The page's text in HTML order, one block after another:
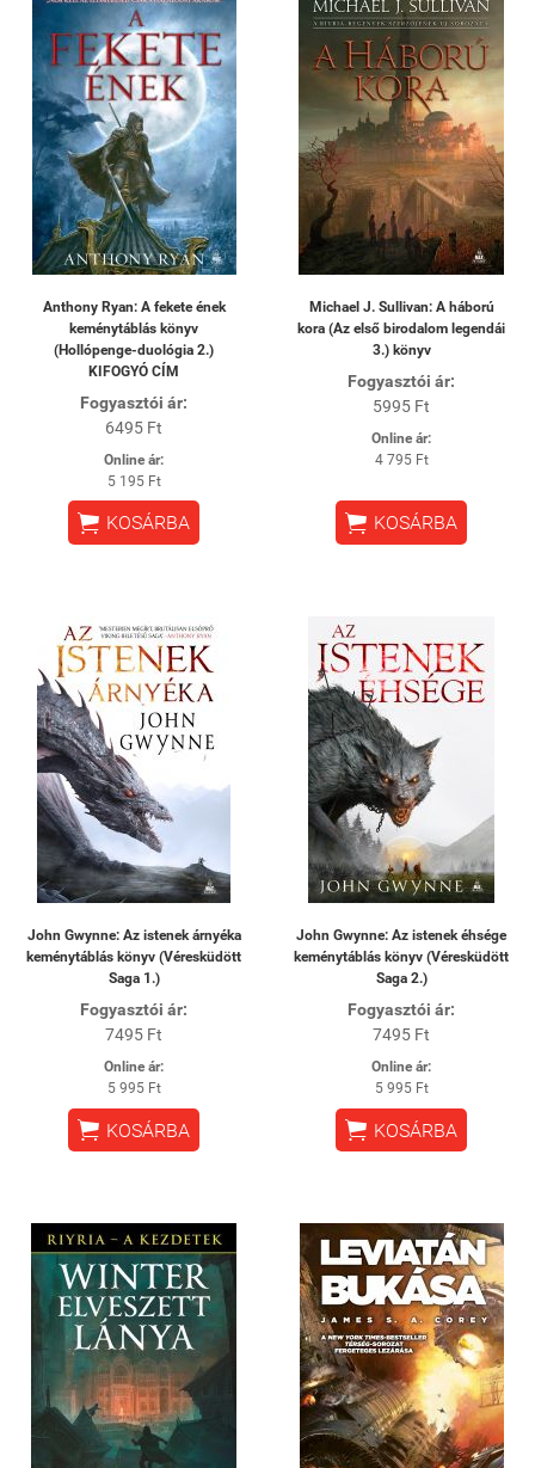
Anthony Ryan: A fekete ének
keménytáblás könyv
(Hollópenge-duológia 2.)
KIFOGYÓ CÍM
Fogyasztói ár:
6495 Ft
Online ár:
5 195 Ft
 KOSÁRBA
Michael J. Sullivan: A háború
kora (Az első birodalom legendái
3.) könyv
Fogyasztói ár:
5995 Ft
Online ár:
4 795 Ft
 KOSÁRBA
John Gwynne: Az istenek árnyéka
keménytáblás könyv (Véresküdött
Saga 1.)
Fogyasztói ár:
7495 Ft
Online ár:
5 995 Ft
 KOSÁRBA
John Gwynne: Az istenek éhsége
keménytáblás könyv (Véresküdött
Saga 2.)
Fogyasztói ár:
7495 Ft
Online ár:
5 995 Ft
 KOSÁRBA